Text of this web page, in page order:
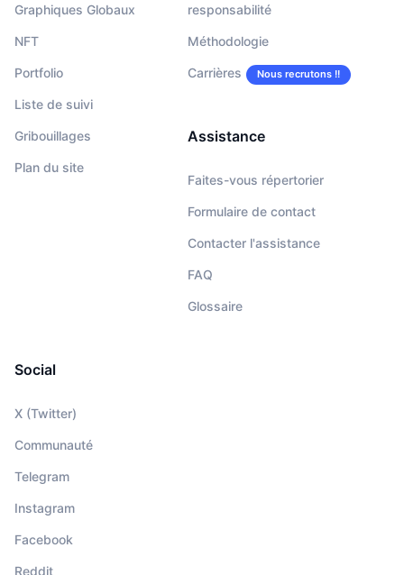
Graphiques Globaux
NFT
Portfolio
Liste de suivi
Gribouillages
Plan du site
responsabilité
Méthodologie
Carrières Nous recrutons !!
Assistance
Faites-vous répertorier
Formulaire de contact
Contacter l'assistance
FAQ
Glossaire
Social
X (Twitter)
Communauté
Telegram
Instagram
Facebook
Reddit